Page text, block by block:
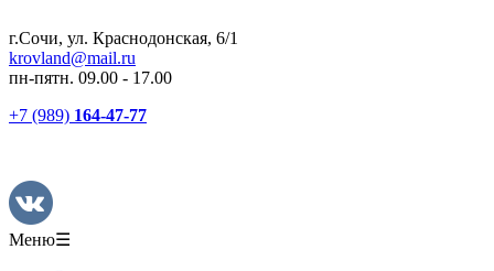
г.Сочи, ул. Краснодонская, 6/1
krovland@mail.ru
пн-пятн. 09.00 - 17.00
+7 (989) 164-47-77
Меню☰